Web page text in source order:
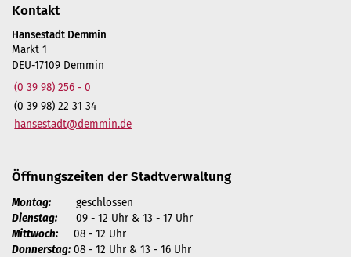
Kontakt
Hansestadt Demmin
Markt 1
DEU-17109 Demmin
(0 39 98) 256 - 0
(0 39 98) 22 31 34
hansestadt@demmin.de
Öffnungszeiten der Stadtverwaltung
Montag: geschlossen
Dienstag: 09 - 12 Uhr & 13 - 17 Uhr
Mittwoch: 08 - 12 Uhr
Donnerstag: 08 - 12 Uhr & 13 - 16 Uhr